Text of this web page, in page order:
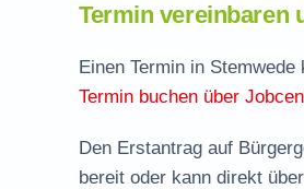
Termin vereinbaren
Einen Termin in
Termin buchen über
Den Erstantrag auf
bereit oder kann direkt